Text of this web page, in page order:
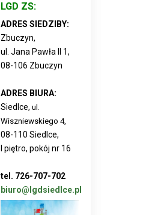
LGD ZS:
ADRES SIEDZIBY:
Zbuczyn,
ul. Jana Pawła II 1,
08-106 Zbuczyn
ADRES BIURA:
Siedlce, ul.
Wiszniewskiego 4,
08-110 Siedlce,
I piętro, pokój nr 16
tel. 726-707-702
biuro@lgdsiedlce.pl